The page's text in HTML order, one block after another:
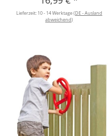
Lieferzeit: 10 - 14 Werktage(DE - Ausland
abweichend)